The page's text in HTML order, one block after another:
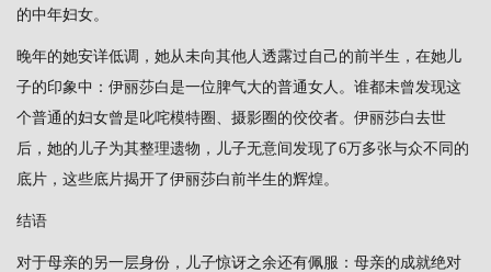
的中年妇女。
晚年的她安详低调，她从未向其他人透露过自己的前半生，在她儿
子的印象中：伊丽莎白是一位脾气大的普通女人。谁都未曾发现这
个普通的妇女曾是叱咤模特圈、摄影圈的佼佼者。伊丽莎白去世
后，她的儿子为其整理遗物，儿子无意间发现了6万多张与众不同的
底片，这些底片揭开了伊丽莎白前半生的辉煌。
结语
对于母亲的另一层身份，儿子惊讶之余还有佩服：母亲的成就绝对